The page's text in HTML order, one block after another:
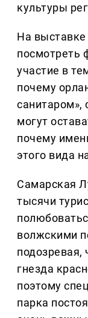
культуры
На выставке
посмотреть
участие в
почему
санитаром»,
могут
почему
этого вида
Самарская
тысячи
волжскими
подозревая,
гнезда
поэтому
парка